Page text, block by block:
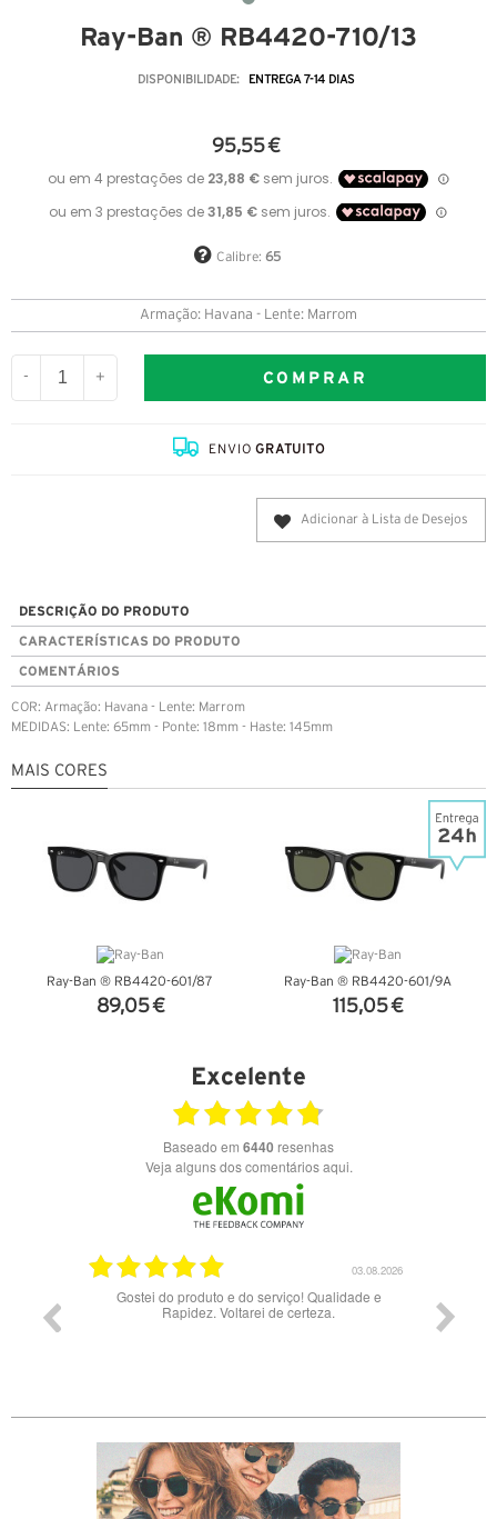
Ray-Ban ® RB4420-710/13
DISPONIBILIDADE: ENTREGA 7-14 DIAS
95,55 €
Calibre: 65
Armação: Havana - Lente: Marrom
- + COMPRAR
ENVIOGRATUITO
Adicionar à Lista de Desejos
DESCRIÇÃO DO PRODUTO
CARACTERÍSTICAS DO PRODUTO
COMENTÁRIOS
COR: Armação: Havana - Lente: Marrom
MEDIDAS: Lente: 65mm - Ponte: 18mm - Haste: 145mm
MAIS CORES
Ray-Ban ® RB4420-601/87
89,05 €
Ray-Ban ® RB4420-601/9A
115,05 €
Excelente
Baseado em 6440 resenhas
Veja alguns dos comentários aqui.
28.07.2026
Bons óculos.